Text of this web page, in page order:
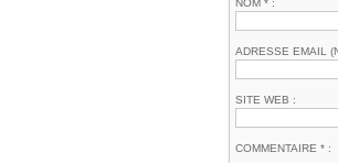
NOM * :
ADRESSE EMAIL
SITE WEB :
COMMENTAIRE * :